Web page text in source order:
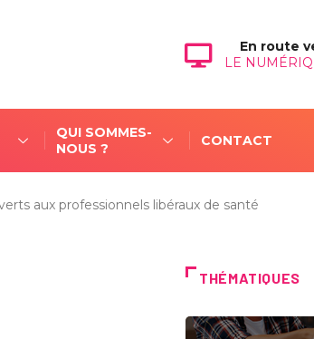
En route
LE
QUI SOMMES-
NOUS ?
CONTACT
aux professionnels libéraux de santé
THÉMATIQUES